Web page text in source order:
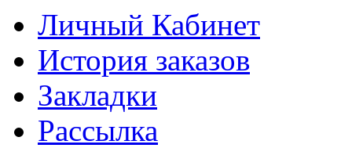
Личный Кабинет
История заказов
Закладки
Рассылка